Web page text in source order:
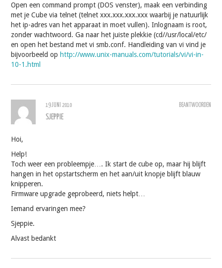
Open een command prompt (DOS venster), maak een verbinding
met je Cube via telnet (telnet xxx.xxx.xxx.xxx waarbij je natuurlijk
het ip-adres van het apparaat in moet vullen). Inlognaam is root,
zonder wachtwoord. Ga naar het juiste plekkie (cd//usr/local/etc/
en open het bestand met vi smb.conf. Handleiding van vi vind je
bijvoorbeeld ophttp://www.unix-manuals.com/tutorials/vi/vi-in-
10-1.html
BEANTWOORDEN
19 JUNI 2010
SJEPPIE
Hoi,
Help!
Toch weer een probleempje…. Ik start de cube op, maar hij blijft
hangen in het opstartscherm en het aan/uit knopje blijft blauw
knipperen.
Firmware upgrade geprobeerd, niets helpt…
Iemand ervaringen mee?
Sjeppie.
Alvast bedankt